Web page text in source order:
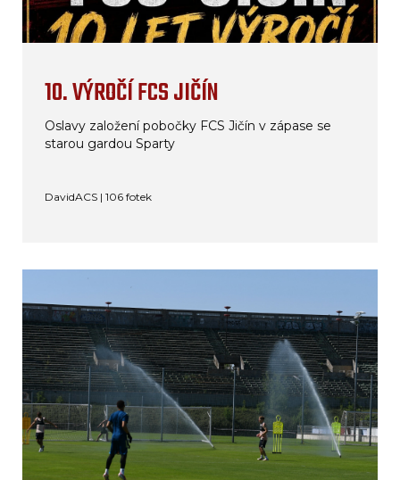
10. VÝROČÍ FCS JIČÍN
Oslavy založení pobočky FCS Jičín v zápase se
starou gardou Sparty
DavidACS | 106 fotek